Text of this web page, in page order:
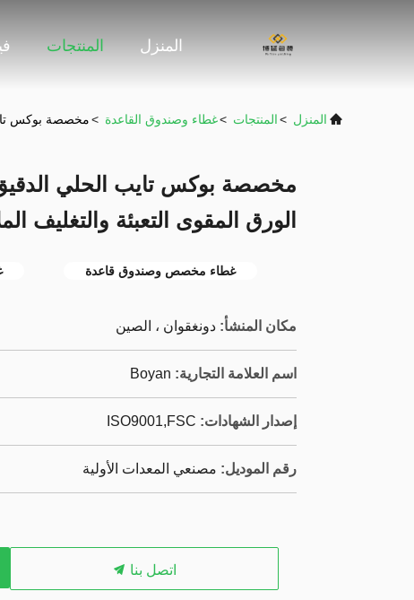
المنزل المنتجات
المنزل >المنتجات >غطاء وصندوق القاعدة >مخصصة بوكس
مخصصة بوكس تايب الحلي الدقيق
الورق المقوى التعبئة والتغليف
غطاء مخصص وصندوق قاعدة
مكان المنشأ: دونغقوان ، الصين
اسم العلامة التجارية: Boyan
إصدار الشهادات: ISO9001,‌FSC
رقم الموديل: مصنعي المعدات الأولية
اتصل بنا